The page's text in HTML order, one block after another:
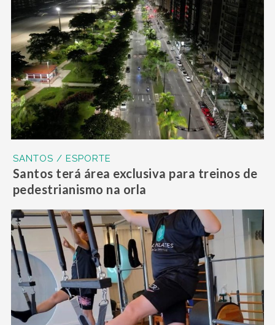
SANTOS / ESPORTE
Santos terá área exclusiva para treinos de
pedestrianismo na orla